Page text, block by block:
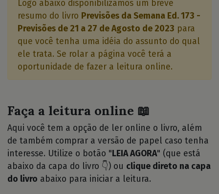
Logo abaixo disponibilizamos um breve
resumo do livro Previsões da Semana Ed. 173 -
Previsões de 21 a 27 de Agosto de 2023 para
que você tenha uma idéia do assunto do qual
ele trata. Se rolar a página você terá a
oportunidade de fazer a leitura online.
Faça a leitura online 📖
Aqui você tem a opção de ler online o livro, além
de também comprar a versão de papel caso tenha
interesse. Utilize o botão " LEIA AGORA" (que está
abaixo da capa do livro 👇) ou clique direto na capa
do livro abaixo para iniciar a leitura.